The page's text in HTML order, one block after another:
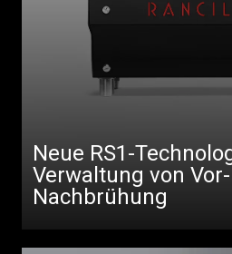
Neue RS1-
Verwaltung von
Nachbrühung